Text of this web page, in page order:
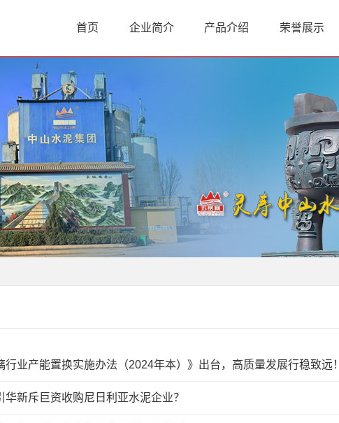
首页 企业简介 产品介绍 荣誉展示
行业产能置换实施办法（2024年本）》出台，高质量发展行稳致远！
华新斥巨资收购尼日利亚水泥企业？